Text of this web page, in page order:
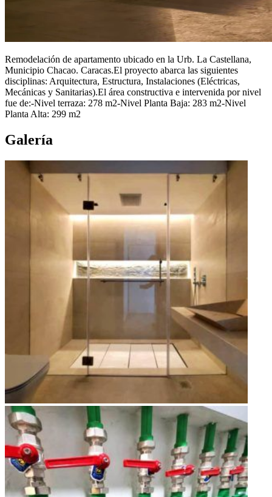
Remodelación de apartamento ubicado en la Urb. La Castellana,
Municipio Chacao. Caracas.El proyecto abarca las siguientes
disciplinas: Arquitectura, Estructura, Instalaciones (Eléctricas,
Mecánicas y Sanitarias).El área constructiva e intervenida por nivel
fue de:-Nivel terraza: 278 m2-Nivel Planta Baja: 283 m2-Nivel
Planta Alta: 299 m2
Galería